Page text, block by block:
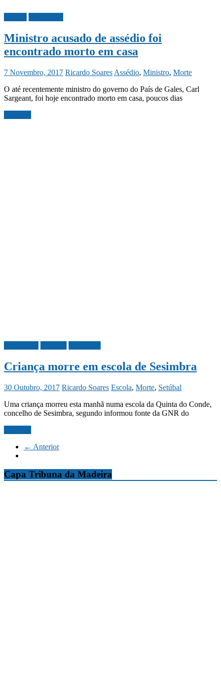
Ministro acusado de assédio foi
encontrado morto em casa
7 Novembro, 2017 Ricardo Soares Assédio, Ministro, Morte
O até recentemente ministro do governo do País de Gales, Carl
Sargeant, foi hoje encontrado morto em casa, poucos dias
Criança morre em escola de Sesimbra
30 Outubro, 2017 Ricardo Soares Escola, Morte, Setúbal
Uma criança morreu esta manhã numa escola da Quinta do Conde,
concelho de Sesimbra, segundo informou fonte da GNR do
← Anterior
Capa Tribuna da Madeira